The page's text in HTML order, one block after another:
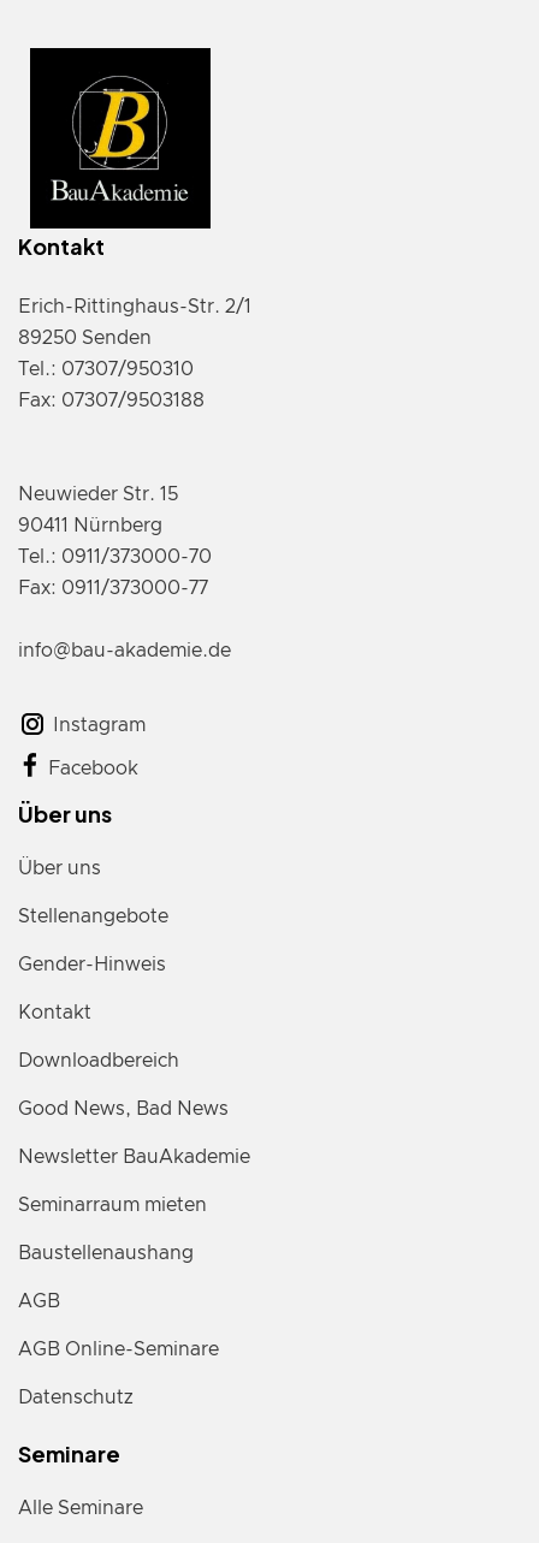
Kontakt
Erich-Rittinghaus-Str. 2/1
89250 Senden
Tel.: 07307/950310
Fax: 07307/9503188
Neuwieder Str. 15
90411 Nürnberg
Tel.: 0911/373000-70
Fax: 0911/373000-77
info@bau-akademie.de
Instagram
Facebook
Über uns
Über uns
Stellenangebote
Gender-Hinweis
Kontakt
Downloadbereich
Good News, Bad News
Newsletter BauAkademie
Seminarraum mieten
Baustellenaushang
AGB
AGB Online-Seminare
Datenschutz
Seminare
Alle Seminare